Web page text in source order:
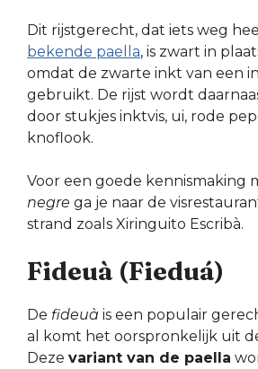
Dit rijstgerecht, dat iets weg
bekende paella, is zwart in
omdat de zwarte inkt van een
gebruikt. De rijst wordt
door stukjes inktvis, ui, rode
knoflook.
Voor een goede kennismaking
negre ga je naar de
strand zoals Xiringuito Escribà.
Fideuà (Fieduá)
De fideuà is een populair
al komt het oorspronkelijk uit
Deze variant van de paella